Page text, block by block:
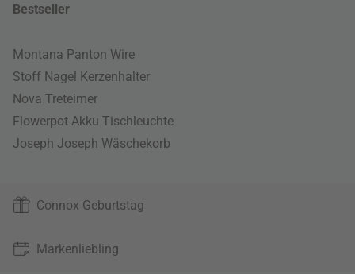
Bestseller
Montana Panton Wire
Stoff Nagel Kerzenhalter
Nova Treteimer
Flowerpot Akku Tischleuchte
Joseph Joseph Wäschekorb
Connox Geburtstag
Markenliebling